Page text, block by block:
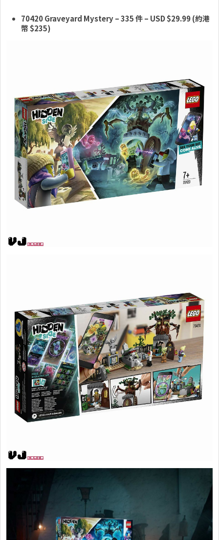
70420 Graveyard Mystery– 335 件– USD $29.99 (約港
幣 $235)